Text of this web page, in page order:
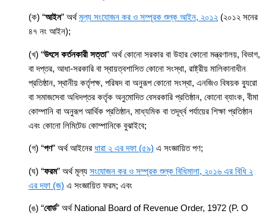
(ক) “আইন” অর্থমূল্য সংযোজন কর ও সম্পূরক শুল্ক আইন, ২০১২ (২০১২ সনের
৪৭ নং আইন);
(খ) “উৎসে কর্তনকারী সত্তা” অর্থ কোনো সরকার বা উহার কোনো মন্ত্রণালয়, বিভাগ,
বা দপ্তর, আধা-সরকারি বা স্বায়ত্বশাসিত কোনো সংস্থা, রাষ্ট্রীয় মালিকানাধীন
প্রতিষ্ঠান, স্থানীয় কর্তৃপক্ষ, পরিষদ বা অনুরূপ কোনো সংস্থা, এনজিও বিষয়ক ব্যুরো
বা সমাজসেবা অধিদপ্তর কর্তৃক অনুমোদিত বেসরকারি প্রতিষ্ঠান, কোনো ব্যাংক, বীমা
কোম্পানি বা অনুরূপ আর্থিক প্রতিষ্ঠান, মাধ্যমিক বা তদূর্ধ্ব পর্যায়ের শিক্ষা প্রতিষ্ঠান
এবং কোনো লিমিটেড কোম্পানিকে বুঝাইবে;
(গ) “পণ” অর্থ আইনের ধারা ২ এর দফা (৫৯) এ সংজ্ঞায়িত পণ;
(ঘ) “ফরম” অর্থ মূল্য সংযোজন কর ও সম্পূরক শুল্ক বিধিমালা, ২০১৬ এর বিধি ২
এর দফা (জ) এ সংজ্ঞায়িত ফরম; এবং
(ঙ) “বোর্ড” অর্থ National Board of Revenue Order, 1972 (P. O